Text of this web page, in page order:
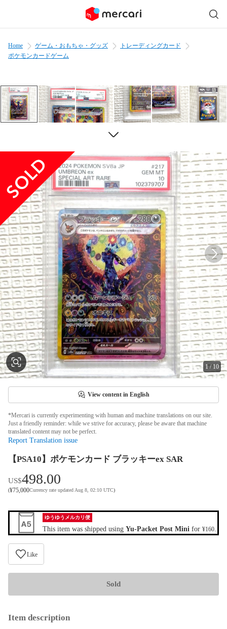
Home ゲーム・おもちゃ・グッズ
トレーディングカード
ポケモンカードゲーム
1/10
View content in English
*Mercari is currently experimenting with human and machine translations on our site.
Just a friendly reminder: while we strive for accuracy, please be aware that machine
translated content may not be perfect.
Report Translation issue
【PSA10】ポケモンカード ブラッキーex SAR
US$498.00
(¥75,000Currency rate updated Aug 8, 02:10 UTC)
ゆうゆうメルカリ便
This item was shipped using Yu-Packet Post Mini for ¥160
Like
Sold
Item description